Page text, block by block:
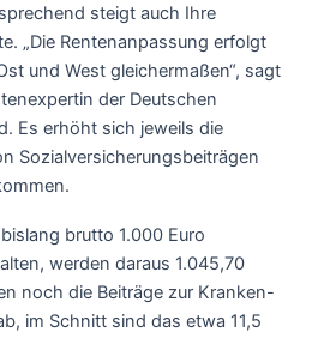
steigt auch Ihre
„Die Rentenanpassung erfolgt
und West gleichermaßen“, sagt
der Deutschen
Es erhöht sich jeweils die
Sozialversicherungsbeiträgen
brutto 1.000 Euro
werden daraus 1.045,70
noch die Beiträge zur Kranken-
im Schnitt sind das etwa 11,5